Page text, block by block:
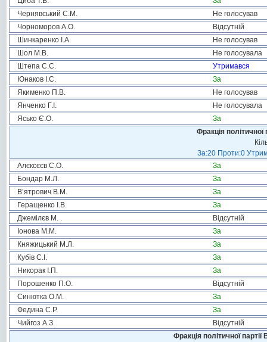
Чернявський С.М.
Не голосував
Чорноморов А.О.
Відсутній
Шинкаренко І.А.
Не голосував
Шол М.В.
Не голосувала
Штепа С.С.
Утримався
Юнаков І.С.
За
Якименко П.В.
Не голосував
Янченко Г.І.
Не голосувала
Ясько Є.О.
За
Фракція
За:20 Проти:0
Алєксєєв С.О.
За
Бондар М.Л.
За
В’ятрович В.М.
За
Геращенко І.В.
За
Джемілєв М. .
Відсутній
Іонова М.М.
За
Княжицький М.Л.
За
Кубів С.І.
За
Никорак І.П.
За
Порошенко П.О.
Відсутній
Синютка О.М.
За
Федина С.Р.
За
Чийгоз А.З.
Відсутній
Фракція політичної